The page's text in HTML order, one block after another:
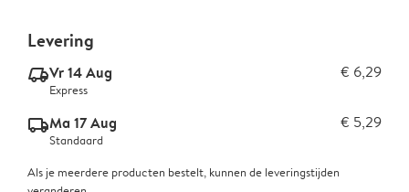
Levering
delivery_express_v2Vr 14 Aug € 6,29
Express
delivery_standard_v2Ma 17 Aug € 5,29
Standaard
Als je meerdere producten bestelt, kunnen de leveringstijden